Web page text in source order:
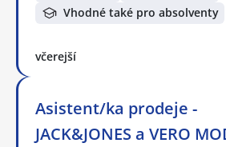
Vhodné také pro absolventy
včerejší
Asistent/ka prodeje -
JACK&JONES a VERO